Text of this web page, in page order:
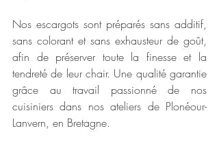
Nos escargots sont préparés sans additif,
sans colorant et sans exhausteur de goût,
afin de préserver toute la finesse et la
tendreté de leur chair. Une qualité garantie
grâce au travail passionné de nos
cuisiniers dans nos ateliers de Plonéour-
Lanvern, en Bretagne.